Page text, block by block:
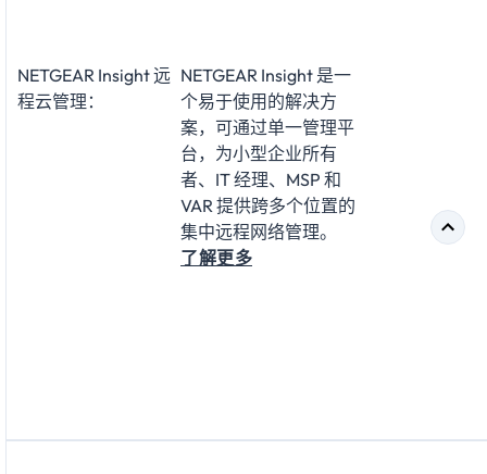
NETGEAR Insight 远
程云管理：
NETGEAR Insight 是一
个易于使用的解决方
案，可通过单一管理平
台，为小型企业所有
者、IT 经理、MSP 和
VAR 提供跨多个位置的
集中远程网络管理。
了解更多